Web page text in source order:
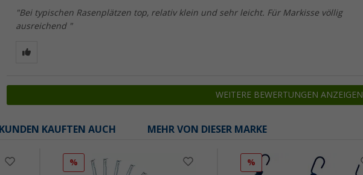
"Bei typischen Rasenplätzen top, relativ klein und sehr leicht. Für Markisse völlig
ausreichend "
WEITERE BEWERTUNGEN ANZEIGEN
KUNDEN KAUFTEN AUCH MEHR VON DIESER MARKE
% %